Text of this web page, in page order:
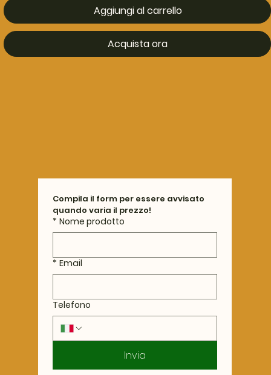
Aggiungi al carrello
Acquista ora
Compila il form per essere avvisato
quando varia il prezzo!
* Nome prodotto
* Email
Telefono
Invia